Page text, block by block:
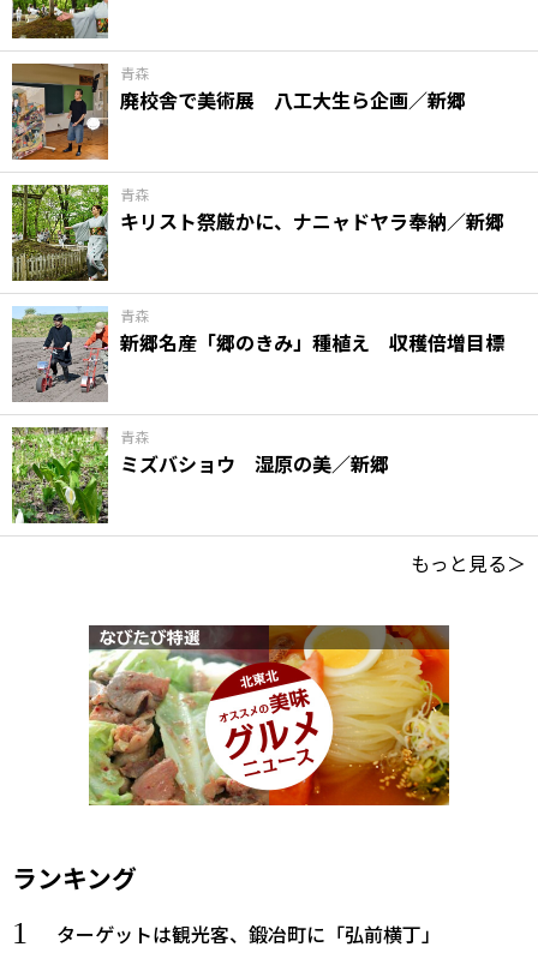
青森
廃校舎で美術展 八工大生ら企画／新郷
青森
キリスト祭厳かに、ナニャドヤラ奉納／新郷
青森
新郷名産「郷のきみ」種植え 収穫倍増目標
青森
ミズバショウ 湿原の美／新郷
もっと見る＞
ランキング
ターゲットは観光客、鍛冶町に「弘前横丁」